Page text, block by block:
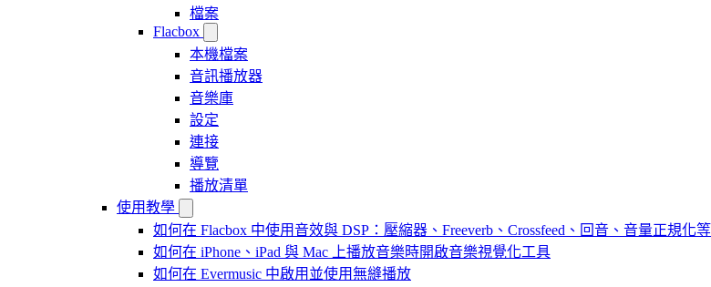
檔案
Flacbox
本機檔案
音訊播放器
音樂庫
設定
連接
導覽
播放清單
使用教學
如何在 Flacbox 中使用音效與 DSP：壓縮器、Freeverb、Crossfeed、回音、音量正規化等
如何在 iPhone、iPad 與 Mac 上播放音樂時開啟音樂視覺化工具
如何在 Evermusic 中啟用並使用無縫播放